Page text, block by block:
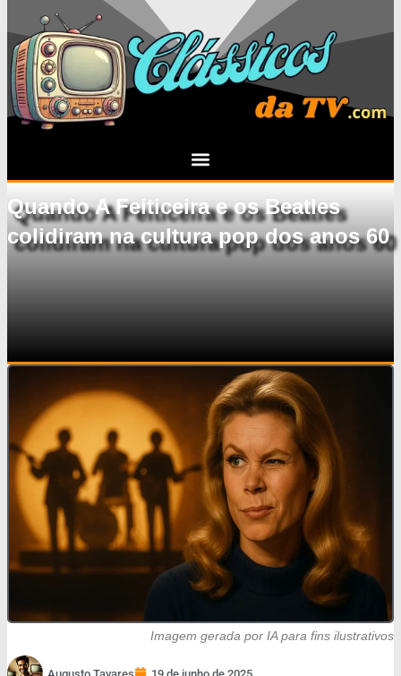
Quando A Feiticeira e os Beatles
colidiram na cultura pop dos anos 60
Imagem gerada por IA para fins ilustrativos